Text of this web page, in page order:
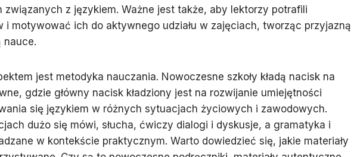
związanych z językiem. Ważne jest także, aby lektorzy potrafili
i motywować ich do aktywnego udziału w zajęciach, tworząc przyjazną
nauce.
jest metodyka nauczania. Nowoczesne szkoły kładą nacisk na
gdzie główny nacisk kładziony jest na rozwijanie umiejętności
się językiem w różnych sytuacjach życiowych i zawodowych.
dużo się mówi, słucha, ćwiczy dialogi i dyskusje, a gramatyka i
w kontekście praktycznym. Warto dowiedzieć się, jakie materiały